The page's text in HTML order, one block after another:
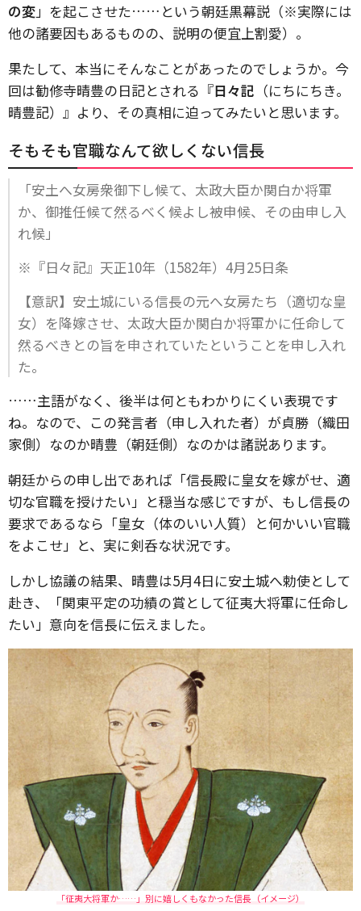
の変」を起こさせた……という朝廷黒幕説（※実際には
他の諸要因もあるものの、説明の便宜上割愛）。
果たして、本当にそんなことがあったのでしょうか。今
回は勧修寺晴豊の日記とされる『日々記 （にちにちき。
晴豊記）』より、その真相に迫ってみたいと思います。
そもそも官職なんて欲しくない信長
「安土へ女房衆御下し候て、太政大臣か関白か将軍
か、御推任候て然るべく候よし被申候、その由申し入
れ候」
※『日々記』天正10年（1582年）4月25日条
【意訳】安土城にいる信長の元へ女房たち（適切な皇
女）を降嫁させ、太政大臣か関白か将軍かに任命して
然るべきとの旨を申されていたということを申し入れ
た。
……主語がなく、後半は何ともわかりにくい表現です
ね。なので、この発言者（申し入れた者）が貞勝（織田
家側）なのか晴豊（朝廷側）なのかは諸説あります。
朝廷からの申し出であれば「信長殿に皇女を嫁がせ、適
切な官職を授けたい」と穏当な感じですが、もし信長の
要求であるなら「皇女（体のいい人質）と何かいい官職
をよこせ」と、実に剣呑な状況です。
しかし協議の結果、晴豊は5月4日に安土城へ勅使として
赴き、「関東平定の功績の賞として征夷大将軍に任命し
たい」意向を信長に伝えました。
「征夷大将軍か……」別に嬉しくもなかった信長（イメージ）